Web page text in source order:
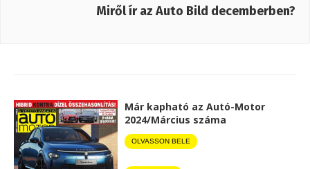
Miről ír az Auto Bild decemberben?
Már kapható az Autó-Motor
2024/Március száma
OLVASSON BELE